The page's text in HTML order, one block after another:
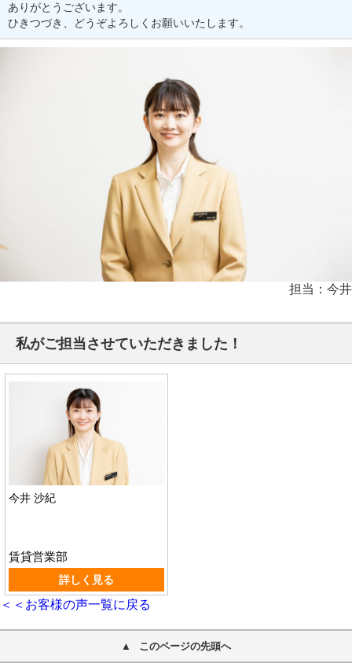
ありがとうございます。
ひきつづき、どうぞよろしくお願いいたします。
担当：今井
私がご担当させていただきました！
今井 沙紀
賃貸営業部
詳しく見る
＜＜お客様の声一覧に戻る
このページの先頭へ